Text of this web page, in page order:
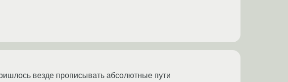
везде прописывать абсолютные пути